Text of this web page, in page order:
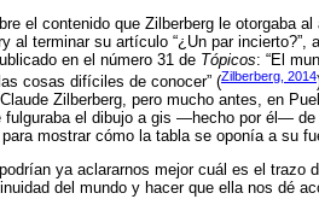
el contenido que Zilberberg le otorgaba al
al terminar su artículo “¿Un par incierto?”,
en el número 31 de Tópicos: “El
cosas difíciles de conocer” (Zilberberg, 2014
Zilberberg, pero mucho antes, en
fulguraba el dibujo a gis —hecho por él—
mostrar cómo la tabla se oponía a su
ya aclararnos mejor cuál es el trazo
del mundo y hacer que ella nos dé